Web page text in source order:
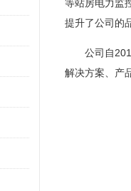
等站房电力监
提升了公司的
公司自2012
解决方案、产